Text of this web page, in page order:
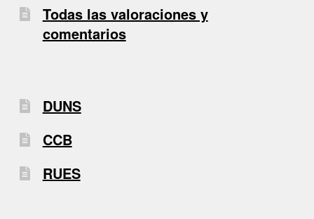
Todas las valoraciones y
comentarios
DUNS
CCB
RUES